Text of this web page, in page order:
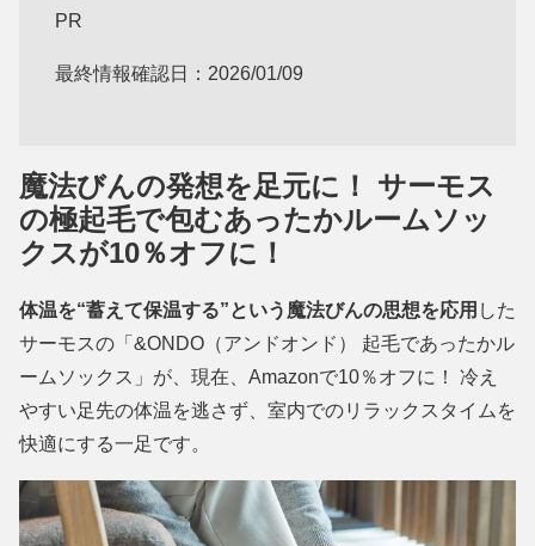
PR
最終情報確認日：2026/01/09
魔法びんの発想を足元に！ サーモス
の極起毛で包むあったかルームソッ
クスが10％オフに！
体温を“蓄えて保温する”という魔法びんの思想を応用 した
サーモスの「&ONDO（アンドオンド） 起毛であったかル
ームソックス」が、現在、Amazonで10％オフに！ 冷え
やすい足先の体温を逃さず、室内でのリラックスタイムを
快適にする一足です。